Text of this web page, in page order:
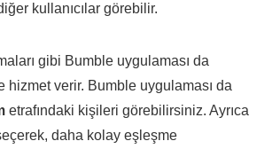
kullanıcılar görebilir.
gibi Bumble uygulaması da
hizmet verir. Bumble uygulaması da
etrafındaki kişileri görebilirsiniz. Ayrıca
daha kolay eşleşme